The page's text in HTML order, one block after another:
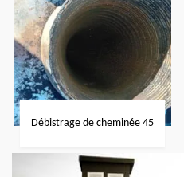
Débistrage de cheminée 45